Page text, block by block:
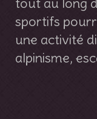
sportifs
une activité
alpinisme,